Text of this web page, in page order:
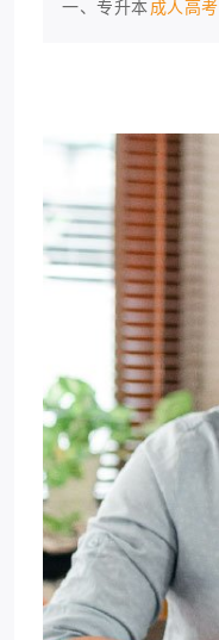
一、专升本成人高考